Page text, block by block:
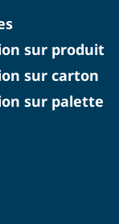
sur produit
sur carton
sur palette